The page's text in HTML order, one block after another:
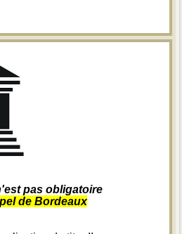
pas obligatoire
de Bordeaux